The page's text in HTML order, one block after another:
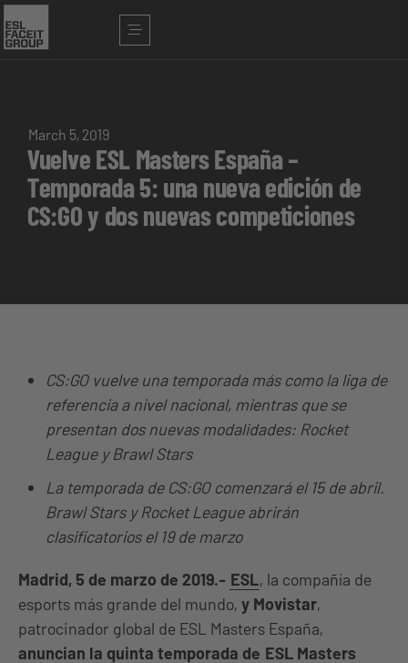
March 5, 2019
Vuelve ESL Masters España –
Temporada 5: una nueva edición de
CS:GO y dos nuevas competiciones
CS:GO vuelve una temporada más como la liga de
referencia a nivel nacional, mientras que se
presentan dos nuevas modalidades: Rocket
League y Brawl Stars
La temporada de CS:GO comenzará el 15 de abril.
Brawl Stars y Rocket League abrirán
clasificatorios el 19 de marzo
Madrid, 5 de marzo de 2019.- ESL, la compañía de
esports más grande del mundo, y Movistar,
patrocinador global de ESL Masters España,
anuncian la quinta temporada de ESL Masters